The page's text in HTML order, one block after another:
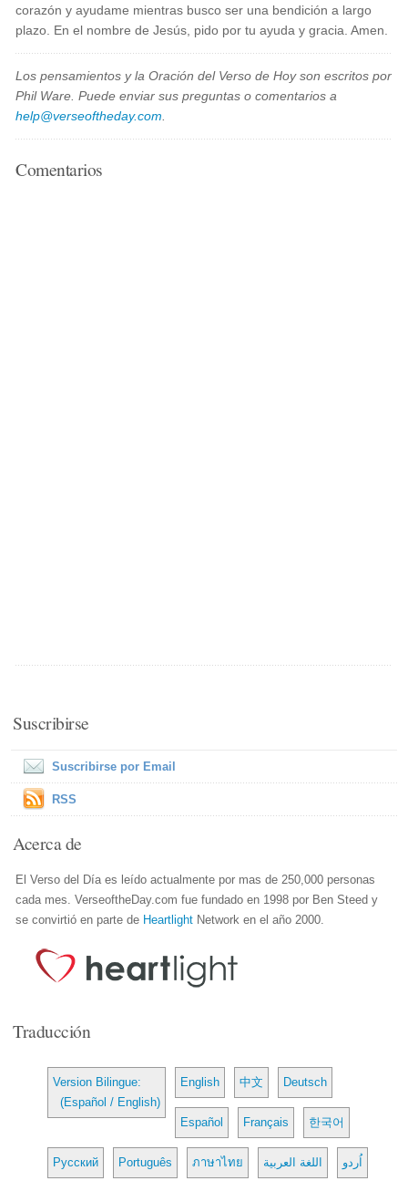
corazón y ayudame mientras busco ser una bendición a largo
plazo. En el nombre de Jesús, pido por tu ayuda y gracia. Amen.
Los pensamientos y la Oración del Verso de Hoy son escritos por
Phil Ware. Puede enviar sus preguntas o comentarios a
help@verseoftheday.com
Comentarios
Suscribirse
Suscribirse por Email
RSS
Acerca de
El Verso del Día es leído actualmente por mas de 250,000 personas
cada mes. VerseoftheDay.com fue fundado en 1998 por Ben Steed y
se convirtió en parte de Heartlight Network en el año 2000.
Traducción
Version Bilingue:
(Español / English)
English 中文 Deutsch
Español Français 한국어
Русский Português ภาษาไทย اللغة العربية اُردو